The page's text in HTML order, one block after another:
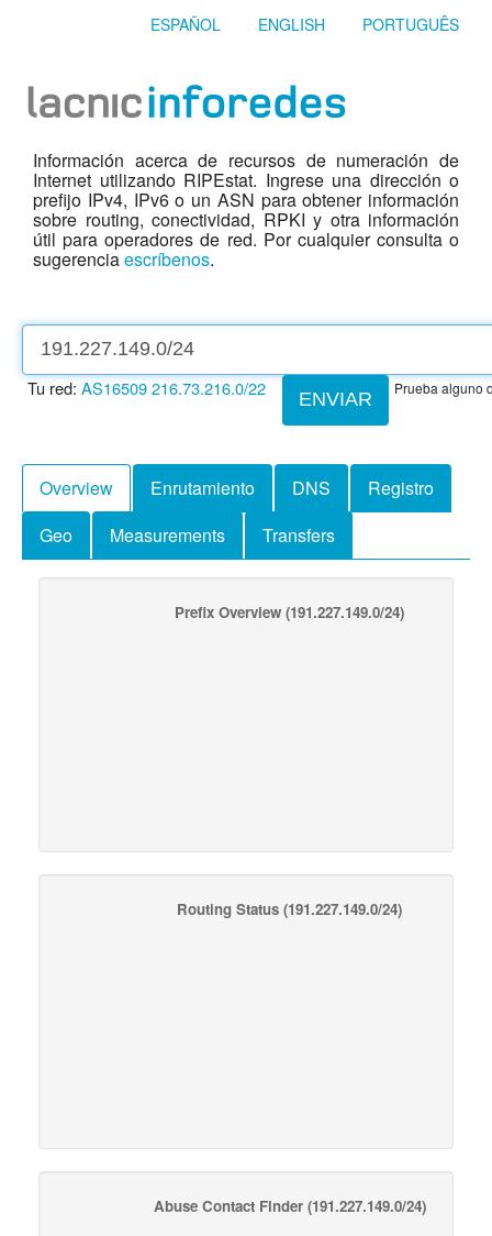
ESPAÑOL ENGLISH PORTUGUÊS
Información acerca de recursos de numeración de
Internet utilizando RIPEstat. Ingrese una dirección o
prefijo IPv4, IPv6 o un ASN para obtener información
sobre routing, conectividad, RPKI y otra información
útil para operadores de red. Por cualquier consulta o
sugerenciaescríbenos.
ENVIAR
Tu red: AS16509216.73.216.0/22 Prueba alguno
Overview Enrutamiento DNS
Registro
Geo
Measurements Transfers
Prefix Overview (191.227.149.0/24)
Routing Status (191.227.149.0/24)
Abuse Contact Finder(191.227.149.0/24)